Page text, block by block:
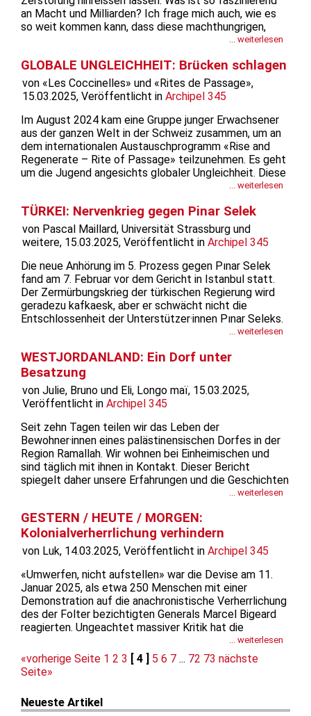
an Macht und Milliarden? Ich frage mich auch, wie es
so weit kommen kann, dass diese machthungrigen,
geldgierigen, ausgrenzenden, ja fanatischen Leute
... weiterlesen
GLOBALE UNGLEICHHEIT: Brücken schlagen
von «Les Coccinelles» und «Rites de Passage»,
15.03.2025, Veröffentlicht in Archipel 345
Im August 2024 kam eine Gruppe junger Erwachsener
aus der ganzen Welt in der Schweiz zusammen, um an
dem internationalen Austauschprogramm «Rise and
Regenerate – Rite of Passage» teilzunehmen. Es geht
um die Jugend angesichts globaler Ungleichheit. Diese
internationale Veranstaltung, ein zehntägiges Seminar
bei jungen Menschen,...
... weiterlesen
TÜRKEI: Nervenkrieg gegen Pinar Selek
von Pascal Maillard, Universität Strassburg und
weitere, 15.03.2025, Veröffentlicht in Archipel 345
Die neue Anhörung im 5. Prozess gegen Pınar Selek
fand am 7. Februar vor dem Gericht in Istanbul statt.
Der Zermürbungskrieg der türkischen Regierung wird
geradezu kafkaesk, aber er schwächt nicht die
Entschlossenheit der Unterstützer·innen Pınar Seleks.
Sie hält stand und ihre Solidaritätsgruppen geben nicht
anzuerkennen, wächst...
... weiterlesen
WESTJORDANLAND: Ein Dorf unter
Besatzung
von Julie, Bruno und Eli, Longo maï, 15.03.2025,
Veröffentlicht in Archipel 345
Seit zehn Tagen teilen wir das Leben der
Bewohner·innen eines palästinensischen Dorfes in der
Region Ramallah. Wir wohnen bei Einheimischen und
sind täglich mit ihnen in Kontakt. Dieser Bericht
spiegelt daher unsere Erfahrungen und die Geschichten
der Menschen um uns herum wider und ist nicht als
Palästina gedacht. Das...
... weiterlesen
GESTERN / HEUTE / MORGEN:
Kolonialverherrlichung verhindern
von Luk, 14.03.2025, Veröffentlicht in Archipel 345
«Umwerfen, nicht aufstellen» war die Devise am 11.
Januar 2025, als etwa 250 Menschen mit einer
Demonstration auf die anachronistische Verherrlichung
des der Folter bezichtigten Generals Marcel Bigeard
reagierten. Ungeachtet massiver Kritik hat die
französische Gemeinde Toul (Meurthe-et-Moselle) am
24. Oktober 2024 eine bronzene Nachbildung des
Generals Marcel...
... weiterlesen
«vorherige Seite 1 2 3 [ 4 ] 5 6 7 ... 72 73 nächste
Seite»